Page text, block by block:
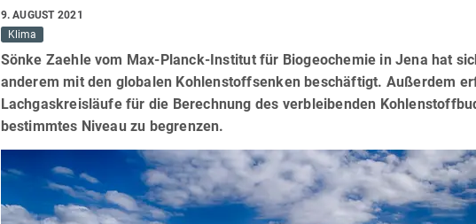
9. AUGUST 2021
Klima
Sönke Zaehle vom Max-Planck-Institut für Biogeochemie in Jena hat
anderem mit den globalen Kohlenstoffsenken beschäftigt. Außerdem
Lachgaskreisläufe für die Berechnung des verbleibenden
bestimmtes Niveau zu begrenzen.